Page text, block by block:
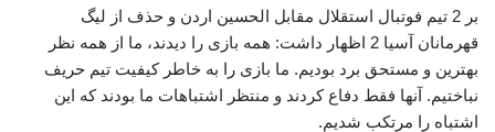
بر 2 تیم فوتبال استقلال مقابل الحسین اردن و حذف از لیگ
قهرمانان آسیا 2 اظهار داشت: همه بازی را دیدند، ما از همه نظر
بهترین و مستحق برد بودیم. ما بازی را به خاطر کیفیت تیم حریف
نباختیم. آنها فقط دفاع کردند و منتظر اشتباهات ما بودند که این
اشتباه را مرتکب شدیم.